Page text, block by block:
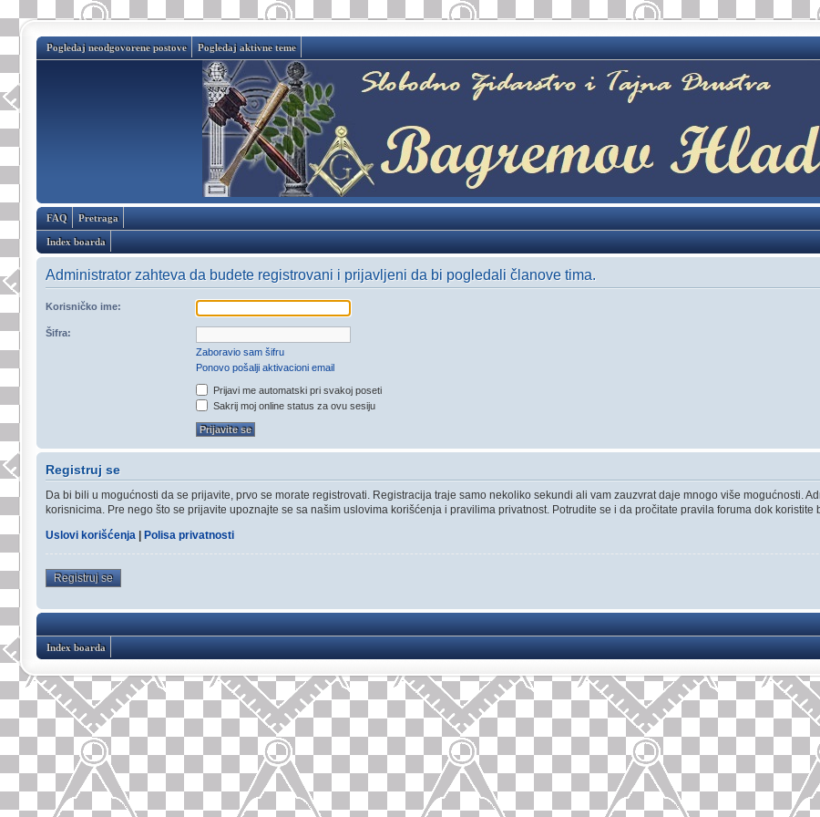
Pogledaj neodgovorene postove Pogledaj aktivne teme
FAQ Pretraga
Index boarda
Administrator zahteva da budete registrovani i prijavljeni da bi pogledali članove tima.
Korisničko ime:
Šifra:
Zaboravio sam šifru
Ponovo pošalji aktivacioni email
Prijavi me automatski pri svakoj poseti
Sakrij moj online status za ovu sesiju
Registruj se
Da bi bili u mogućnosti da se prijavite, prvo se morate registrovati. Registracija traje samo nekoliko sekundi ali vam zauzvrat daje mnogo više mogućnosti.
korisnicima. Pre nego što se prijavite upoznajte se sa našim uslovima korišćenja i pravilima privatnost. Potrudite se i da pročitate pravila foruma dok koristite
Uslovi korišćenja
Polisa privatnosti
Registruj se
Index boarda